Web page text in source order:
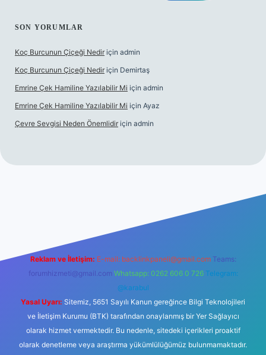
SON YORUMLAR
Koç Burcunun Çiçeği Nedir için admin
Koç Burcunun Çiçeği Nedir için Demirtaş
Emrine Çek Hamiline Yazılabilir Mi için admin
Emrine Çek Hamiline Yazılabilir Mi için Ayaz
Çevre Sevgisi Neden Önemlidir için admin
Reklam ve İletişim: E-mail: backlinkpaneli@gmail.com Teams:
forumhizmeti@gmail.com Whatsapp: 0262 606 0 726 Telegram:
@karabul
Yasal Uyarı: Sitemiz, 5651 Sayılı Kanun gereğince Bilgi Teknolojileri
ve İletişim Kurumu (BTK) tarafından onaylanmış bir Yer Sağlayıcı
olarak hizmet vermektedir. Bu nedenle, sitedeki içerikleri proaktif
olarak denetleme veya araştırma yükümlülüğümüz bulunmamaktadır.